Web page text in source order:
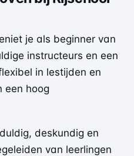
je als beginner van
instructeurs en een
in lestijden en
een hoog
deskundig en
van leerlingen